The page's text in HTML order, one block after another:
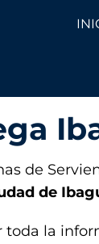
de
de
la